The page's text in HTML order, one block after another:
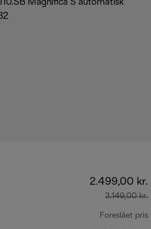
2.499,00 kr.
3.149,00 kr.
Foreslået pris